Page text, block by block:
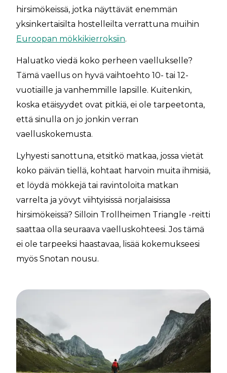
hirsimökeissä, jotka näyttävät enemmän
yksinkertaisilta hostelleilta verrattuna muihin
Euroopan mökkikierroksiin.
Haluatko viedä koko perheen vaellukselle?
Tämä vaellus on hyvä vaihtoehto 10- tai 12-
vuotiaille ja vanhemmille lapsille. Kuitenkin,
koska etäisyydet ovat pitkiä, ei ole tarpeetonta,
että sinulla on jo jonkin verran
vaelluskokemusta.
Lyhyesti sanottuna, etsitkö matkaa, jossa vietät
koko päivän tiellä, kohtaat harvoin muita ihmisiä,
et löydä mökkejä tai ravintoloita matkan
varrelta ja yövyt viihtyisissä norjalaisissa
hirsimökeissä? Silloin Trollheimen Triangle -reitti
saattaa olla seuraava vaelluskohteesi. Jos tämä
ei ole tarpeeksi haastavaa, lisää kokemukseesi
myös Snotan nousu.